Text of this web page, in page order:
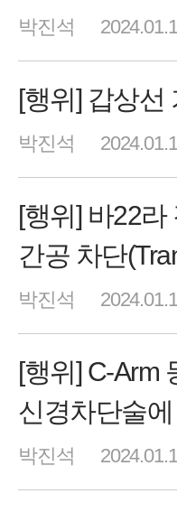
박진석
[행위] 갑상선
박진석
[행위] 바22
간공 차단
박진석
[행위] C-Arm
신경차단술
박진석